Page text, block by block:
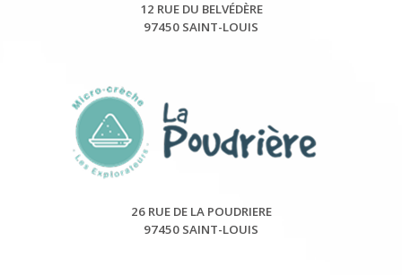
12 RUE DU BELVÉDÈRE
97450 SAINT-LOUIS
26 RUE DE LA POUDRIERE
97450 SAINT-LOUIS